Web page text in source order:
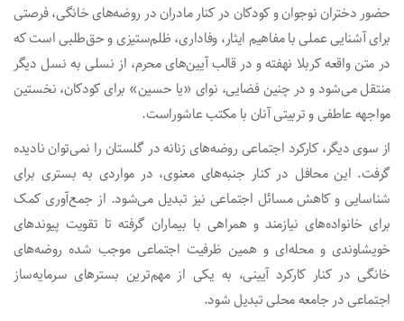
حضور دختران نوجوان و کودکان در کنار مادران در روضه‌های خانگی، فرصتی
برای آشنایی عملی با مفاهیم ایثار، وفاداری، ظلم‌ستیزی و حق‌طلبی است که
در متن واقعه کربلا نهفته و در قالب آیین‌های محرم، از نسلی به نسل دیگر
منتقل می‌شود و در چنین فضایی، نوای «یا حسین» برای کودکان، نخستین
مواجهه عاطفی و تربیتی آنان با مکتب عاشوراست.
از سوی دیگر، کارکرد اجتماعی روضه‌های زنانه در گلستان را نمی‌توان نادیده
گرفت. این محافل در کنار جنبه‌های معنوی، در مواردی به بستری برای
شناسایی و کاهش مسائل اجتماعی نیز تبدیل می‌شود. از جمع‌آوری کمک
برای خانواده‌های نیازمند و همراهی با بیماران گرفته تا تقویت پیوندهای
خویشاوندی و محله‌ای و همین ظرفیت اجتماعی موجب شده روضه‌های
خانگی در کنار کارکرد آیینی، به یکی از مهم‌ترین بسترهای سرمایه‌ساز
اجتماعی در جامعه محلی تبدیل شود.